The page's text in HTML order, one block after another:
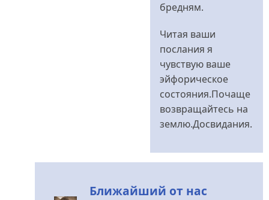
бредням.
Читая ваши
послания я
чувствую ваше
эйфорическое
состояния.Почаще
возвращайтесь на
землю.Досвидания.
Ближайший от нас